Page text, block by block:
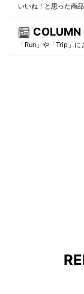
いいね！と思った商
COLUMN
「Run」や「Trip」